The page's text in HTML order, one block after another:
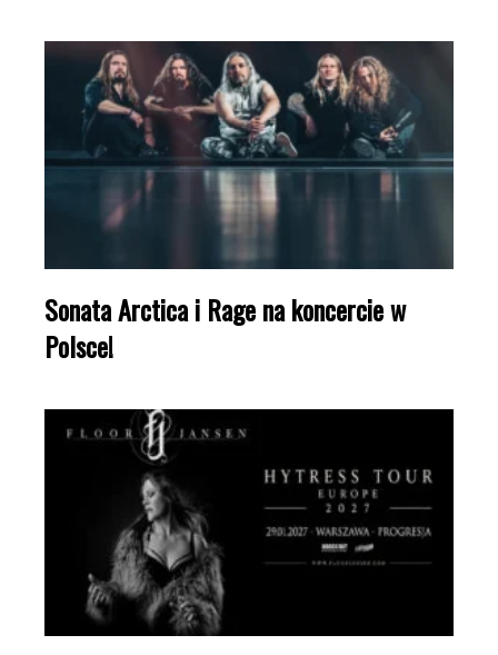
Sonata Arctica i Rage na koncercie w
Polsce!